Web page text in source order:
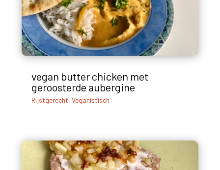
vegan butter chicken met
geroosterde aubergine
Rijstgerecht, Veganistisch